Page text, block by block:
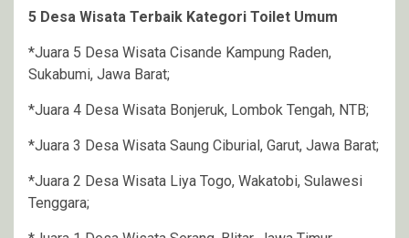
5 Desa Wisata Terbaik Kategori Toilet Umum
*Juara 5 Desa Wisata Cisande Kampung Raden,
Sukabumi, Jawa Barat;
*Juara 4 Desa Wisata Bonjeruk, Lombok Tengah, NTB;
*Juara 3 Desa Wisata Saung Ciburial, Garut, Jawa Barat;
*Juara 2 Desa Wisata Liya Togo, Wakatobi, Sulawesi
Tenggara;